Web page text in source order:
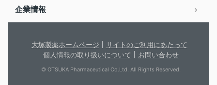
企業情報
大塚製薬ホームページ
サイトのご利用にあたって
個人情報の取り扱いについて
お問い合わせ
© OTSUKA Pharmaceutical Co.Ltd. All Rights Reserved.